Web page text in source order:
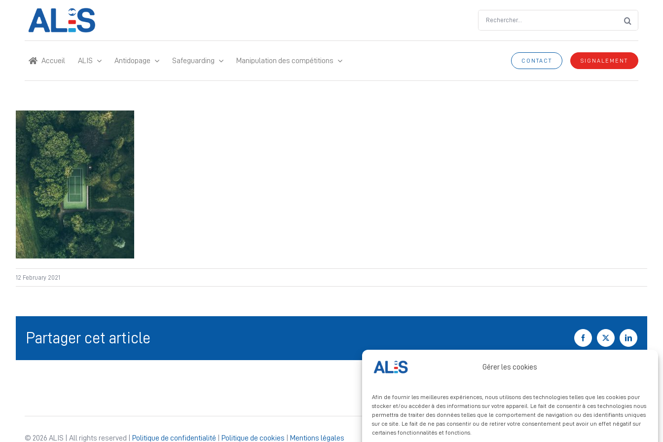
Gérer les cookies
Afin de fournir les meilleures expériences, nous utilisons des technologies telles que les cookies pour
stocker et/ou accéder à des informations sur votre appareil. Le fait de consentir à ces technologies nous
permettra de traiter des données telles que le comportement de navigation ou des identifiants uniques
sur ce site. Le fait de ne pas consentir ou de retirer votre consentement peut avoir un effet négatif sur
certaines fonctionnalités et fonctions.
for:
Accueil ALIS Antidopage Safeguarding Manipulation des compétitions CONTACT SIGNALEMENT
12 February 2021
Partager cet article Facebook
X LinkedIn
© 2026 ALIS | All rights reserved | Politique de confidentialité Politique de cookies Mentions légales